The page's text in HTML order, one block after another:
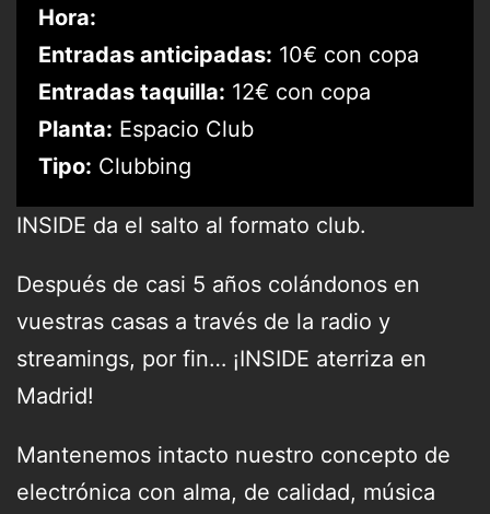
Hora:
Entradas anticipadas: 10€ con copa
Entradas taquilla: 12€ con copa
Planta: Espacio Club
Tipo: Clubbing
INSIDE da el salto al formato club.
Después de casi 5 años colándonos en
vuestras casas a través de la radio y
streamings, por fin… ¡INSIDE aterriza en
Madrid!
Mantenemos intacto nuestro concepto de
electrónica con alma, de calidad, música